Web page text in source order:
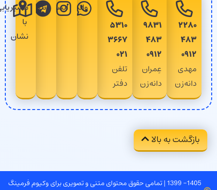
۲۲۸۰
۴۸۳
۰۹۱۲
مهدی
دانه‌زن
۹۸۳۱
۴۸۳
۰۹۱۲
عِمران
دانه‌زن
۵۳۱۰
۳۶۶۷
۰۲۱
تلفن
دفتر
واتساپاینستاگرام
تلگراممسیریابی
با
نشان
بازگشت به بالا
1405- 1399 | تمامی حقوق محتوای متنی و تصویری برای وکیوم فرمینگ